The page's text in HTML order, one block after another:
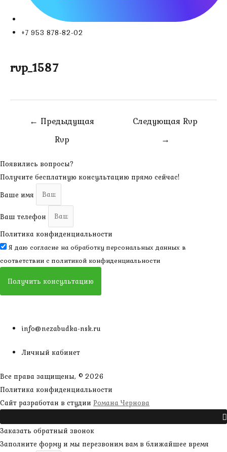
+7 953 878-82-02
rvp_1587
Навигация
← Предыдущая
Rvp
Следующая Rvp
→
Появились вопросы?
Получите бесплатную консультацию прямо сейчас!
Ваше имя
Ваш телефон
Политика конфиденциальности
Я даю согласие на обработку персональных данных в
соответствии с политикой конфиденциальности
Получить консультацию
info@nezabudka-nsk.ru
Личный кабинет
Все права защищены, © 2026
Политика конфиденциальности
Сайт разработан в студии Романа Чернова
Заказать обратный звонок
Заполните форму и мы перезвоним вам в ближайшее время